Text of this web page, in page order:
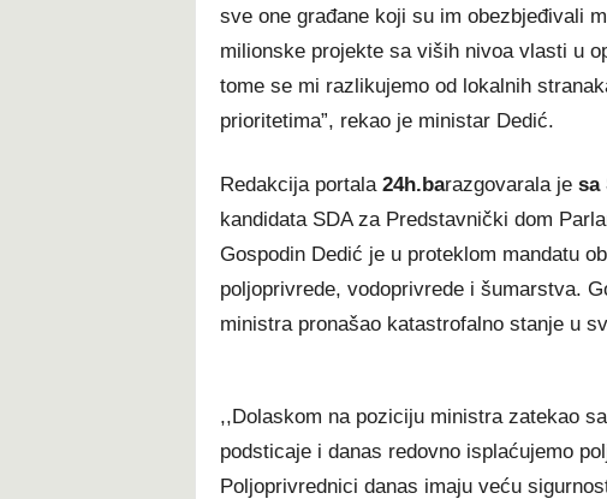
sve one građane koji su im obezbjeđivali
milionske projekte sa viših nivoa vlasti u
tome se mi razlikujemo od lokalnih
prioritetima”, rekao je ministar Dedić.
Redakcija portala 24h.barazgovarala je sa
kandidata SDA za Predstavnički dom
Gospodin Dedić je u proteklom mandatu
poljoprivrede, vodoprivrede i šumarstva.
ministra pronašao katastrofalno stanje u
,,Dolaskom na poziciju ministra zatekao
podsticaje i danas redovno isplaćujemo
Poljoprivrednici danas imaju veću